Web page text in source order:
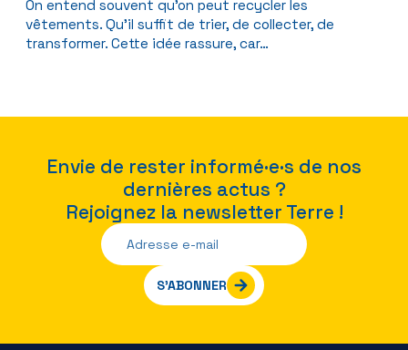
On entend souvent qu'on peut recycler les
vêtements. Qu’il suffit de trier, de collecter, de
transformer. Cette idée rassure, car…
Envie de rester informé·e·s de nos
dernières actus ?
Rejoignez la newsletter Terre !
S’ABONNER